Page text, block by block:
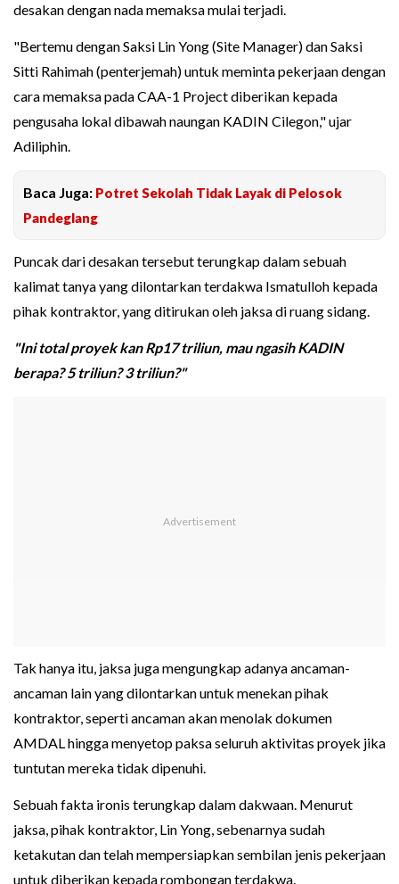
desakan dengan nada memaksa mulai terjadi.
"Bertemu dengan Saksi Lin Yong (Site Manager) dan Saksi
Sitti Rahimah (penterjemah) untuk meminta pekerjaan dengan
cara memaksa pada CAA-1 Project diberikan kepada
pengusaha lokal dibawah naungan KADIN Cilegon," ujar
Adiliphin.
Baca Juga: Potret Sekolah Tidak Layak di Pelosok
Pandeglang
Puncak dari desakan tersebut terungkap dalam sebuah
kalimat tanya yang dilontarkan terdakwa Ismatulloh kepada
pihak kontraktor, yang ditirukan oleh jaksa di ruang sidang.
"Ini total proyek kan Rp17 triliun, mau ngasih KADIN
berapa? 5 triliun? 3 triliun?"
Tak hanya itu, jaksa juga mengungkap adanya ancaman-
ancaman lain yang dilontarkan untuk menekan pihak
kontraktor, seperti ancaman akan menolak dokumen
AMDAL hingga menyetop paksa seluruh aktivitas proyek jika
tuntutan mereka tidak dipenuhi.
Sebuah fakta ironis terungkap dalam dakwaan. Menurut
jaksa, pihak kontraktor, Lin Yong, sebenarnya sudah
ketakutan dan telah mempersiapkan sembilan jenis pekerjaan
untuk diberikan kepada rombongan terdakwa.